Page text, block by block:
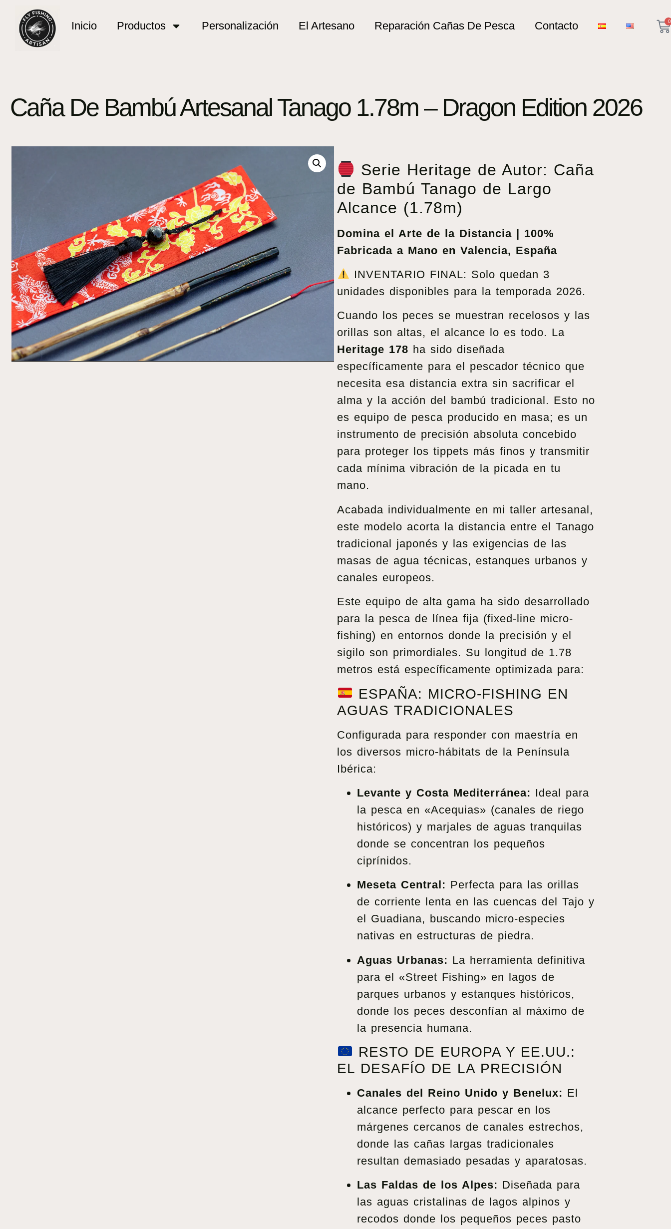
Inicio Productos Personalización El Artesano Reparación Cañas De Pesca Contacto 0
Caña De Bambú Artesanal Tanago 1.78m – Dragon Edition 2026
Serie Heritage de Autor: Caña
de Bambú Tanago de Largo
Alcance (1.78m)
Domina el Arte de la Distancia | 100%
Fabricada a Mano en Valencia, España
INVENTARIO FINAL: Solo quedan 3
unidades disponibles para la temporada 2026.
Cuando los peces se muestran recelosos y las
orillas son altas, el alcance lo es todo. La
Heritage 178 ha sido diseñada
específicamente para el pescador técnico que
necesita esa distancia extra sin sacrificar el
alma y la acción del bambú tradicional. Esto no
es equipo de pesca producido en masa; es un
instrumento de precisión absoluta concebido
para proteger los tippets más finos y transmitir
cada mínima vibración de la picada en tu
mano.
Acabada individualmente en mi taller artesanal,
este modelo acorta la distancia entre el Tanago
tradicional japonés y las exigencias de las
masas de agua técnicas, estanques urbanos y
canales europeos.
Este equipo de alta gama ha sido desarrollado
para la pesca de línea fija (fixed-line micro-
fishing) en entornos donde la precisión y el
sigilo son primordiales. Su longitud de 1.78
metros está específicamente optimizada para:
ESPAÑA: MICRO-FISHING EN
AGUAS TRADICIONALES
Configurada para responder con maestría en
los diversos micro-hábitats de la Península
Ibérica:
Levante y Costa Mediterránea: Ideal para
la pesca en «Acequias» (canales de riego
históricos) y marjales de aguas tranquilas
donde se concentran los pequeños
ciprínidos.
Meseta Central: Perfecta para las orillas
de corriente lenta en las cuencas del Tajo y
el Guadiana, buscando micro-especies
nativas en estructuras de piedra.
Aguas Urbanas: La herramienta definitiva
para el «Street Fishing» en lagos de
parques urbanos y estanques históricos,
donde los peces desconfían al máximo de
la presencia humana.
RESTO DE EUROPA Y EE.UU.:
EL DESAFÍO DE LA PRECISIÓN
Canales del Reino Unido y Benelux: El
alcance perfecto para pescar en los
márgenes cercanos de canales estrechos,
donde las cañas largas tradicionales
resultan demasiado pesadas y aparatosas.
Las Faldas de los Alpes: Diseñada para
las aguas cristalinas de lagos alpinos y
recodos donde los pequeños peces pasto